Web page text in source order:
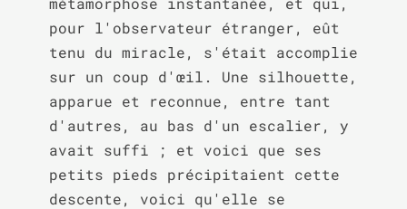
pour l'observateur étranger, eût
tenu du miracle, s'était accomplie
sur un coup d'œil. Une silhouette,
apparue et reconnue, entre tant
d'autres, au bas d'un escalier, y
avait suffi ; et voici que ses
petits pieds précipitaient cette
descente, voici qu'elle se